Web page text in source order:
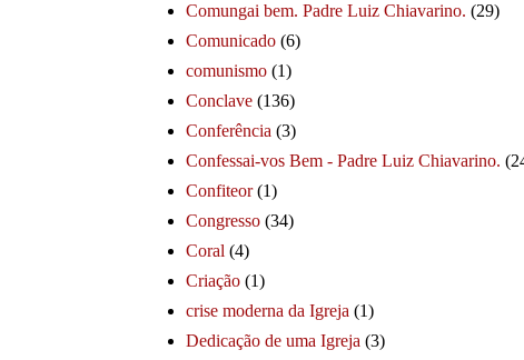
Comungai bem. Padre Luiz Chiavarino. (29)
Comunicado (6)
comunismo (1)
Conclave (136)
Conferência (3)
Confessai-vos Bem - Padre Luiz Chiavarino.
Confiteor (1)
Congresso (34)
Coral (4)
Criação (1)
crise moderna da Igreja (1)
Dedicação de uma Igreja (3)